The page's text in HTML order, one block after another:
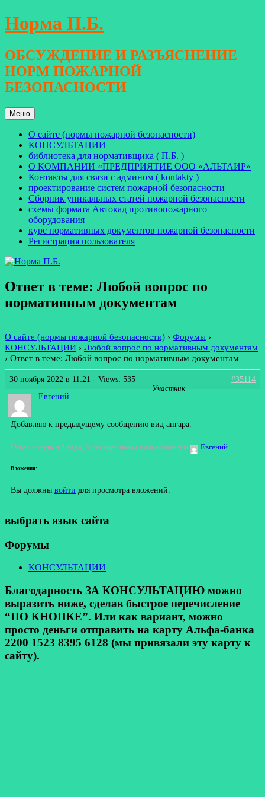
Перейти
к
Норма П.Б.
ОБСУЖДЕНИЕ И РАЗЪЯСНЕНИЕ
НОРМ ПОЖАРНОЙ
БЕЗОПАСНОСТИ
Меню
О сайте (нормы пожарной безопасности)
КОНСУЛЬТАЦИИ
библиотека для нормативщика ( П.Б. )
О КОМПАНИИ «ПРЕДПРИЯТИЕ ООО «АЛЬТАИР»
Контакты для связи с админом ( kontakty )
проектирование систем пожарной безопасности
Сборник уникальных статей пожарной безопасности
схемы формата Автокад противопожарного
оборудования
курс нормативных документов пожарной безопасности
Регистрация пользователя
Ответ в теме: Любой вопрос по
нормативным документам
О сайте (нормы пожарной безопасности) › Форумы ›
КОНСУЛЬТАЦИИ › Любой вопрос по нормативным документам
› Ответ в теме: Любой вопрос по нормативным документам
30 ноября 2022 в 11:21 - Views: 535
#35114
Евгений
Участник
Добавляю к предыдущему сообщению вид ангара.
Ответ изменён 3 года, 8 месяцев назад пользователем Евгений.
Вложения:
Вы должны войти для просмотра вложений.
выбрать язык сайта
Форумы
КОНСУЛЬТАЦИИ
Благодарность ЗА КОНСУЛЬТАЦИЮ можно
выразить ниже, сделав быстрое перечисление
“ПО КНОПКЕ”. Или как вариант, можно
просто деньги отправить на карту Альфа-банка
2200 1523 8395 6128 (мы привязали эту карту к
сайту).